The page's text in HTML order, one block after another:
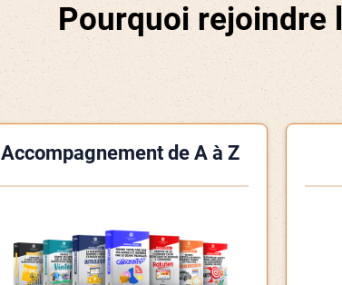
Pourquoi rejoindre
Accompagnement de A à Z